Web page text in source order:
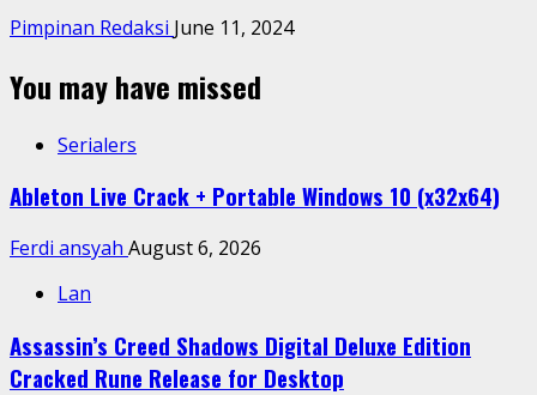
Pimpinan Redaksi June 11, 2024
You may have missed
Serialers
Ableton Live Crack + Portable Windows 10 (x32x64)
Ferdi ansyah August 6, 2026
Lan
Assassin’s Creed Shadows Digital Deluxe Edition
Cracked Rune Release for Desktop